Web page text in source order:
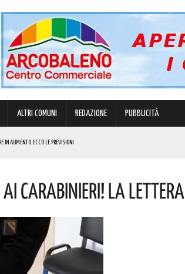
ALTRI COMUNI REDAZIONE PUBBLICITÀ
IN AUMENTO. ECCO LE PREVISIONI
Carabinieri! La Lettera